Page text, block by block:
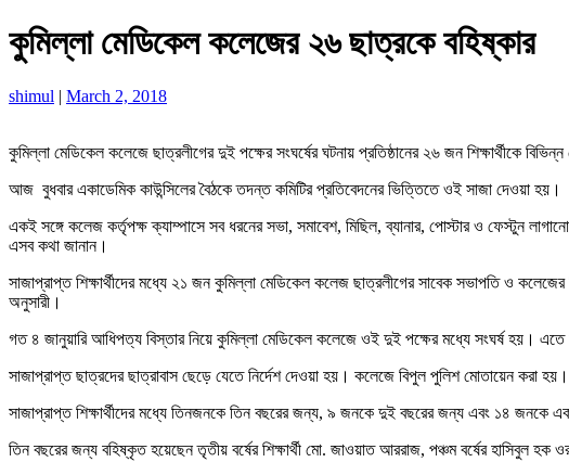
কুমিল্লা মেডিকেল কলেজের ২৬ ছাত্রকে বহিষ্কার
shimul | March 2, 2018
কুমিল্লা মেডিকেল কলেজে ছাত্রলীগের দুই পক্ষের সংঘর্ষের ঘটনায় প্রতিষ্ঠানের ২৬ জন শিক্ষার্থীকে
আজ বুধবার একাডেমিক কাউন্সিলের বৈঠকে তদন্ত কমিটির প্রতিবেদনের ভিত্তিতে ওই সাজা দেওয়া হয়।
একই সঙ্গে কলেজ কর্তৃপক্ষ ক্যাম্পাসে সব ধরনের সভা, সমাবেশ, মিছিল, ব্যানার, পোস্টার ও ফেস্টুন
এসব কথা জানান।
সাজাপ্রাপ্ত শিক্ষার্থীদের মধ্যে ২১ জন কুমিল্লা মেডিকেল কলেজ ছাত্রলীগের সাবেক সভাপতি ও কলেজের
অনুসারী।
গত ৪ জানুয়ারি আধিপত্য বিস্তার নিয়ে কুমিল্লা মেডিকেল কলেজে ওই দুই পক্ষের মধ্যে সংঘর্ষ হয়।
সাজাপ্রাপ্ত ছাত্রদের ছাত্রাবাস ছেড়ে যেতে নির্দেশ দেওয়া হয়। কলেজে বিপুল পুলিশ মোতায়েন করা
সাজাপ্রাপ্ত শিক্ষার্থীদের মধ্যে তিনজনকে তিন বছরের জন্য, ৯ জনকে দুই বছরের জন্য এবং ১৪
তিন বছরের জন্য বহিষ্কৃত হয়েছেন তৃতীয় বর্ষের শিক্ষার্থী মো. জাওয়াত আররাজ, পঞ্চম বর্ষের হাসিবুল